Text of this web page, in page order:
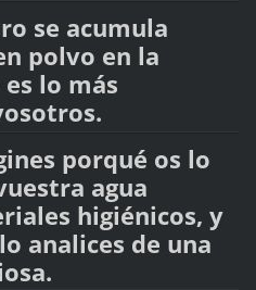
se acumula
polvo en la
lo más
porqué os lo
agua
higiénicos, y
analices de una